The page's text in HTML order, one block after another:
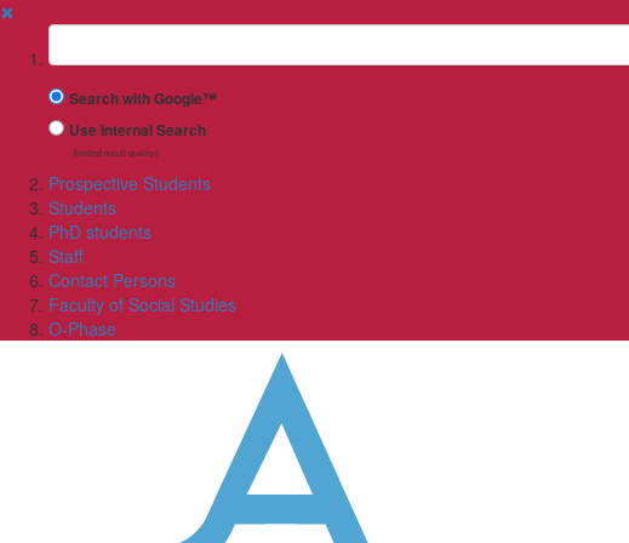
✖
Suchbegriff
Search with Google™
Use Internal Search
(limited result quality)
Prospective Students
Students
PhD students
Staff
Contact Persons
Faculty of Social Studies
O-Phase